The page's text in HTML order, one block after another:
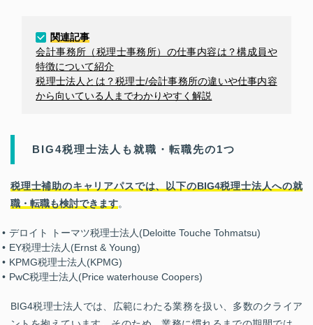
関連記事
会計事務所（税理士事務所）の仕事内容は？構成員や
特徴について紹介
税理士法人とは？税理士/会計事務所の違いや仕事内容
から向いている人までわかりやすく解説
BIG4税理士法人も就職・転職先の1つ
税理士補助のキャリアパスでは、以下のBIG4税理士法人への就
職・転職も検討できます。
デロイト トーマツ税理士法人(Deloitte Touche Tohmatsu)
EY税理士法人(Ernst & Young)
KPMG税理士法人(KPMG)
PwC税理士法人(Price waterhouse Coopers)
BIG4税理士法人では、広範にわたる業務を扱い、多数のクライア